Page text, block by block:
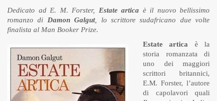
Dedicato ad E. M. Forster, Estate artica è il nuovo bellissimo
romanzo di Damon Galgut, lo scrittore sudafricano due volte
finalista al Man Booker Prize.
Estate artica è la
storia romanzata di
uno dei maggiori
scrittori britannici,
E.M. Forster, l’autore
di capolavori quali